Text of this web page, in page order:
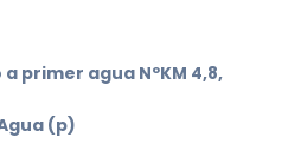
primer agua NºKM 4,8,
(p)